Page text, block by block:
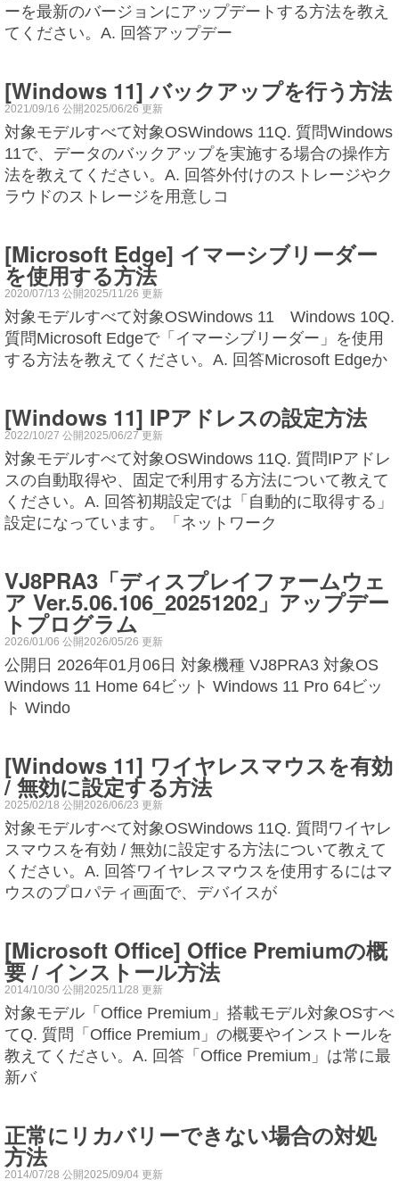
ーを最新のバージョンにアップデートする方法を教え
てください。A. 回答アップデー
[Windows 11] バックアップを行う方法
2021/09/16 公開2025/06/26 更新
対象モデルすべて対象OSWindows 11Q. 質問Windows
11で、データのバックアップを実施する場合の操作方
法を教えてください。A. 回答外付けのストレージやク
ラウドのストレージを用意しコ
[Microsoft Edge] イマーシブリーダー
を使用する方法
2020/07/13 公開2025/11/26 更新
対象モデルすべて対象OSWindows 11 Windows 10Q.
質問Microsoft Edgeで「イマーシブリーダー」を使用
する方法を教えてください。A. 回答Microsoft Edgeか
[Windows 11] IPアドレスの設定方法
2022/10/27 公開2025/06/27 更新
対象モデルすべて対象OSWindows 11Q. 質問IPアドレ
スの自動取得や、固定で利用する方法について教えて
ください。A. 回答初期設定では「自動的に取得する」
設定になっています。「ネットワーク
VJ8PRA3「ディスプレイファームウェ
ア Ver.5.06.106_20251202」アップデー
トプログラム
2026/01/06 公開2026/05/26 更新
公開日 2026年01月06日 対象機種 VJ8PRA3 対象OS
Windows 11 Home 64ビット Windows 11 Pro 64ビッ
ト Windo
[Windows 11] ワイヤレスマウスを有効
/ 無効に設定する方法
2025/02/18 公開2026/06/23 更新
対象モデルすべて対象OSWindows 11Q. 質問ワイヤレ
スマウスを有効 / 無効に設定する方法について教えて
ください。A. 回答ワイヤレスマウスを使用するにはマ
ウスのプロパティ画面で、デバイスが
[Microsoft Office] Office Premiumの概
要 / インストール方法
2014/10/30 公開2025/11/28 更新
対象モデル「Office Premium」搭載モデル対象OSすべ
てQ. 質問「Office Premium」の概要やインストールを
教えてください。A. 回答「Office Premium」は常に最
新バ
正常にリカバリーできない場合の対処
方法
2014/07/28 公開2025/09/04 更新